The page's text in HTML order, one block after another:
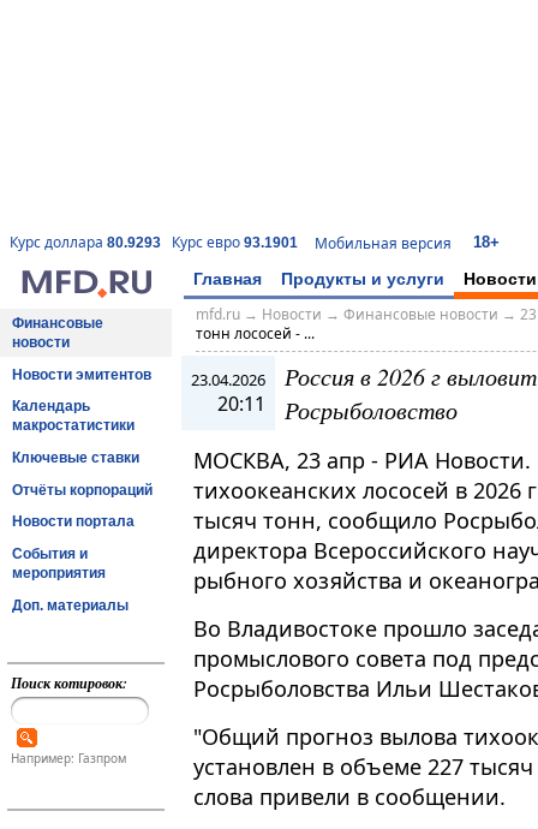
Курс доллара 80.9293 Курс евро 93.1901 Мобильная версия 18+
Главная Продукты и услуги Новости
Финансовые
новости
Новости эмитентов
Календарь
макростатистики
Ключевые ставки
Отчёты корпораций
Новости портала
События и
мероприятия
Доп. материалы
Поиск котировок:
Например: Газпром
mfd.ru→ Новости → Финансовые новости →
тонн лососей - ...
23.04.2026
20:11
Россия в 2026 г
Росрыболовство
МОСКВА, 23 апр - РИА
тихоокеанских лососей в 2026
тысяч тонн, сообщило
директора Всероссийского
рыбного хозяйства и
Во Владивостоке прошло
промыслового совета под
Росрыболовства Ильи
"Общий прогноз вылова
установлен в объеме 227
слова привели в сообщении.